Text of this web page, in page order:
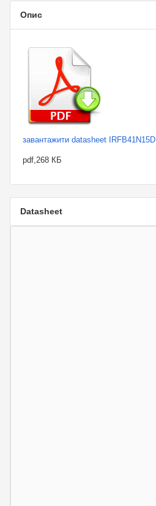
Опис
завантажити datasheet IRFB41N15D
pdf,268 КБ
Datasheet